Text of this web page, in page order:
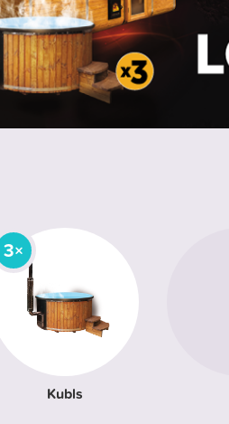
3×
Kubls